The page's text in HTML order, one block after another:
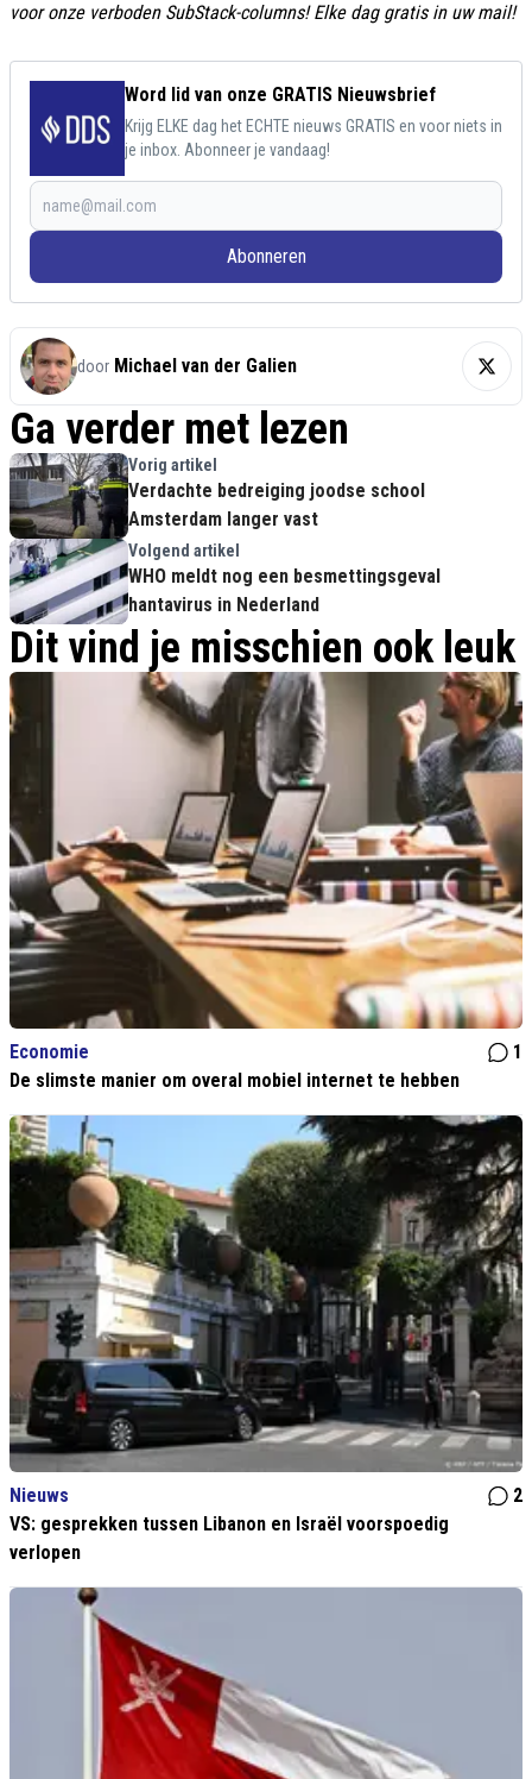
voor onze verboden SubStack-columns! Elke dag gratis in uw mail!
Word lid van onze GRATIS Nieuwsbrief
Krijg ELKE dag het ECHTE nieuws GRATIS en voor niets in
je inbox. Abonneer je vandaag!
Abonneren
door Michael van der Galien
Ga verder met lezen
Vorig artikel
Verdachte bedreiging joodse school
Amsterdam langer vast
Volgend artikel
WHO meldt nog een besmettingsgeval
hantavirus in Nederland
Dit vind je misschien ook leuk
Economie
1
De slimste manier om overal mobiel internet te hebben
Nieuws
2
VS: gesprekken tussen Libanon en Israël voorspoedig
verlopen